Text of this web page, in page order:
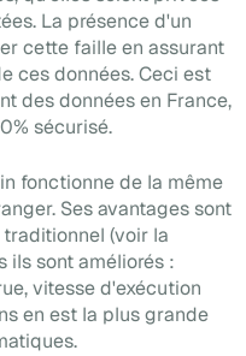
La présence d'un
cette faille en assurant
ces données. Ceci est
des données en France,
sécurisé.
fonctionne de la même
Ses avantages sont
(voir la
ils sont améliorés :
vitesse d'exécution
en est la plus grande